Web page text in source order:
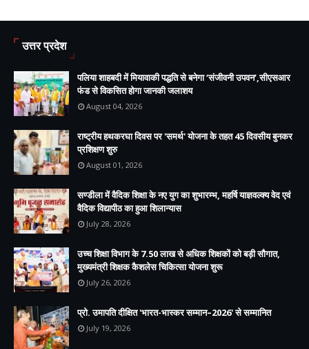
उत्तर प्रदेश
पलिया शाहबदी में मियावाकी पद्धति से बनेगा ‘संजीवनी उपवन’,सीएसआर
फंड से विकसित होगा जानकी जलाशय
August 04, 2026
राष्ट्रीय हथकरघा दिवस पर 'समर्थ' योजना के तहत 45 दिवसीय बुनकर
प्रशिक्षण शुरु
August 01, 2026
सण्डीला में वैदिक शिक्षा के नए युग का शुभारम्भ, महर्षि याज्ञवल्क्य वेद एवं
वैदिक विद्यापीठ का हुआ शिलान्यास
July 28, 2026
उच्च शिक्षा विभाग के 7.50 लाख से अधिक शिक्षकों को बड़ी सौगात,
मुख्यमंत्री शिक्षक कैशलेस चिकित्सा योजना शुरू
July 26, 2026
प्रो. उमापति दीक्षित 'भारत-भास्कर सम्मान–2026' से सम्मानित
July 19, 2026